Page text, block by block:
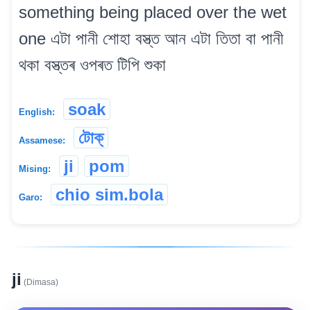
something being placed over the wet
one এটা পানী শোহা বস্ত্ত আন এটা তিতা বা পানী
থকা বস্ত্তৰ ওপৰত টিপি শুকা
English: soak
Assamese: টোক্
Mising: ji pom
Garo: chio sim.bola
ji (Dimasa)